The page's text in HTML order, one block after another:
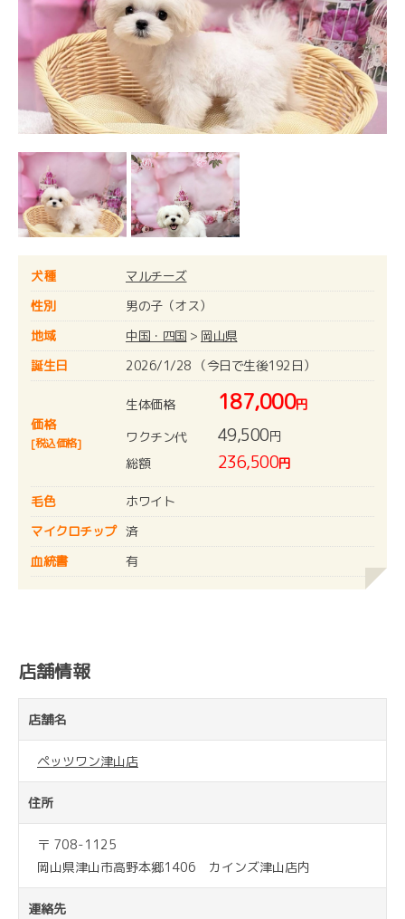
Next
犬種
マルチーズ
性別
男の子（オス）
地域
中国・四国 > 岡山県
誕生日
2026/1/28 （今日で生後192日）
価格
[税込価格]
生体価格 187,000円
ワクチン代
49,500円
総額
236,500円
毛色
ホワイト
マイクロチップ 済
血統書
有
店舗情報
店舗名
ペッツワン津山店
住所
〒 708-1125
岡山県津山市高野本郷1406 カインズ津山店内
連絡先